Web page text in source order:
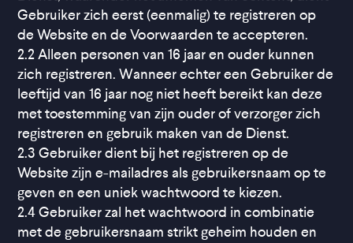
Gebruiker zich eerst (eenmalig) te registreren op
de Website en de Voorwaarden te accepteren.
2.2 Alleen personen van 16 jaar en ouder kunnen
zich registreren. Wanneer echter een Gebruiker de
leeftijd van 16 jaar nog niet heeft bereikt kan deze
met toestemming van zijn ouder of verzorger zich
registreren en gebruik maken van de Dienst.
2.3 Gebruiker dient bij het registreren op de
Website zijn e-mailadres als gebruikersnaam op te
geven en een uniek wachtwoord te kiezen.
2.4 Gebruiker zal het wachtwoord in combinatie
met de gebruikersnaam strikt geheim houden en